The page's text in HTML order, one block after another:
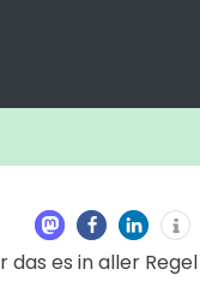
es in aller